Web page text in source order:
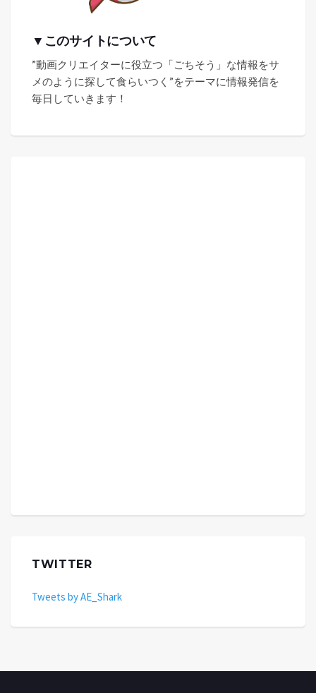
▼このサイトについて
”動画クリエイターに役立つ「ごちそう」な情報をサ
メのように探して食らいつく”をテーマに情報発信を
毎日していきます！
TWITTER
Tweets by AE_Shark